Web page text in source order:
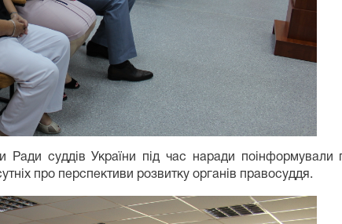
Ради суддів України під час наради
про перспективи розвитку органів правосуддя.